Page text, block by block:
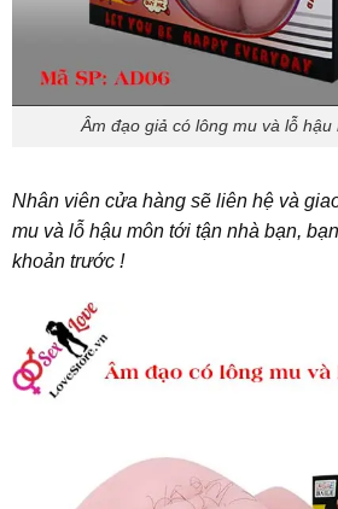
Âm đạo giả có lông mu và lỗ
Nhân viên cửa hàng sẽ liên hệ và
mu và lỗ hậu môn tới tận nhà bạn,
khoản trước !